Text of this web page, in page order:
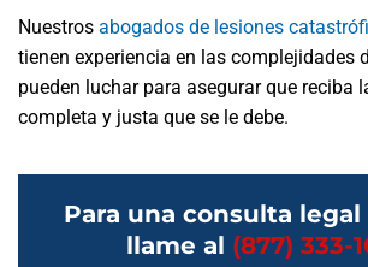
Nuestros abogados de lesiones
tienen experiencia en las complejidades
pueden luchar para asegurar que reciba
completa y justa que se le debe.
Para una consulta
llame al (877) 333-